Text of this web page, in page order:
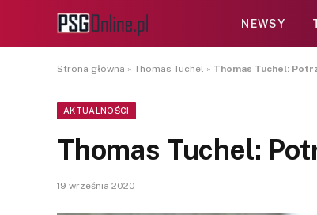
NEWSY
Strona główna » Thomas Tuchel » Thomas Tuchel:
AKTUALNOŚCI
Thomas Tuchel:
19 września 2020